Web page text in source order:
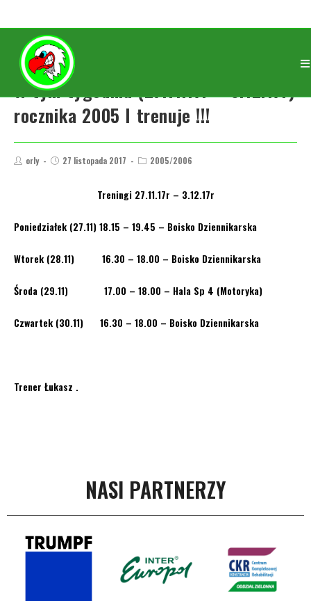
W tym tygodniu (27.11.17r – 3.12.17r)
rocznika 2005 I trenuje !!!
orly 27 listopada 2017 2005/2006
Treningi 27.11.17r – 3.12.17r
Poniedziałek (27.11) 18.15 – 19.45 – Boisko Dziennikarska
Wtorek (28.11) 16.30 – 18.00 – Boisko Dziennikarska
Środa (29.11) 17.00 – 18.00 – Hala Sp 4 (Motoryka)
Czwartek (30.11) 16.30 – 18.00 – Boisko Dziennikarska
Trener Łukasz .
NASI PARTNERZY